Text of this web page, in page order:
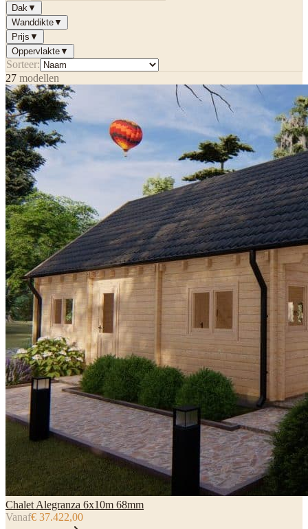
Dak ▼
Wanddikte▼
Prijs ▼
Oppervlakte▼
Sorteer:
27 modellen
Chalet Alegranza 6x10m 68mm
Vanaf€ 37.422,00